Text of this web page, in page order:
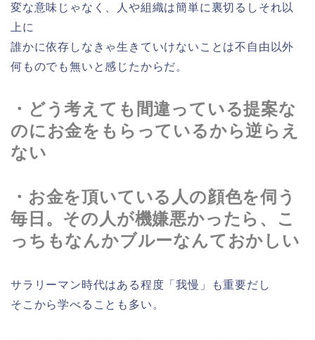
変な意味じゃなく、人や組織は簡単に裏切るしそれ以
上に
誰かに依存しなきゃ生きていけないことは不自由以外
何ものでも無いと感じたからだ。
・どう考えても間違っている提案な
のにお金をもらっているから逆らえ
ない
・お金を頂いている人の顔色を伺う
毎日。その人が機嫌悪かったら、こ
っちもなんかブルーなんておかしい
サラリーマン時代はある程度「我慢」も重要だし
そこから学べることも多い。